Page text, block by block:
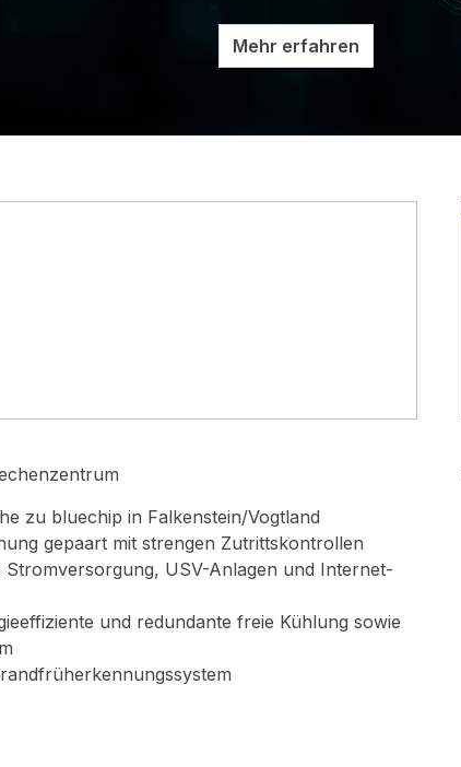
Mehr erfahren
zu bluechip in Falkenstein/Vogtland
gepaart mit strengen Zutrittskontrollen
USV-Anlagen und Internet-
und redundante freie Kühlung sowie